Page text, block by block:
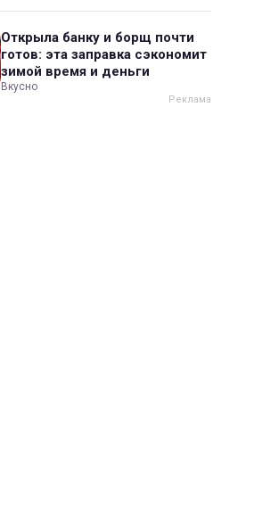
Открыла банку и борщ почти
готов: эта заправка сэкономит
зимой время и деньги
Вкусно